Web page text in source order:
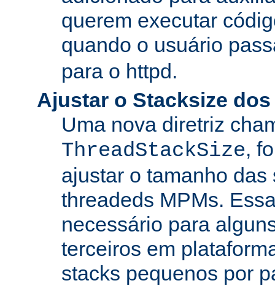
querem executar
quando o usuário
para o httpd.
Ajustar o Stacksize
Uma nova diretriz
ThreadStackSize,
ajustar o tamanho
threadeds MPMs.
necessário para
terceiros em
stacks pequenos por